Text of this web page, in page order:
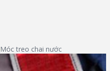
Móc treo chai nước